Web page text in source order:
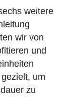
weitere
wir von
und
um
zu